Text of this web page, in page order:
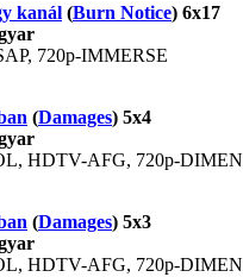
kanál (Burn Notice) 6x17
720p-IMMERSE
(Damages) 5x4
HDTV-AFG, 720p-
(Damages) 5x3
HDTV-AFG, 720p-